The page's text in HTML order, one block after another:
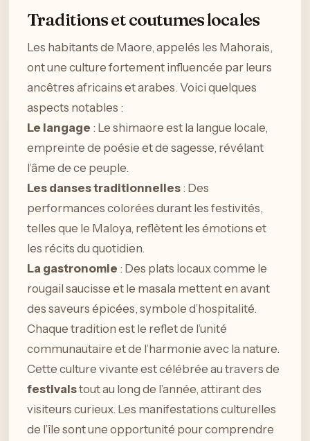
Traditions et coutumes locales
Les habitants de Maore, appelés les Mahorais,
ont une culture fortement influencée par leurs
ancêtres africains et arabes. Voici quelques
aspects notables :
Le langage : Le shimaore est la langue locale,
empreinte de poésie et de sagesse, révélant
l’âme de ce peuple.
Les danses traditionnelles : Des
performances colorées durant les festivités,
telles que le Maloya, reflètent les émotions et
les récits du quotidien.
La gastronomie : Des plats locaux comme le
rougail saucisse et le masala mettent en avant
des saveurs épicées, symbole d’hospitalité.
Chaque tradition est le reflet de l’unité
communautaire et de l’harmonie avec la nature.
Cette culture vivante est célébrée au travers de
festivalstout au long de l’année, attirant des
visiteurs curieux. Les manifestations culturelles
de l’île sont une opportunité pour comprendre